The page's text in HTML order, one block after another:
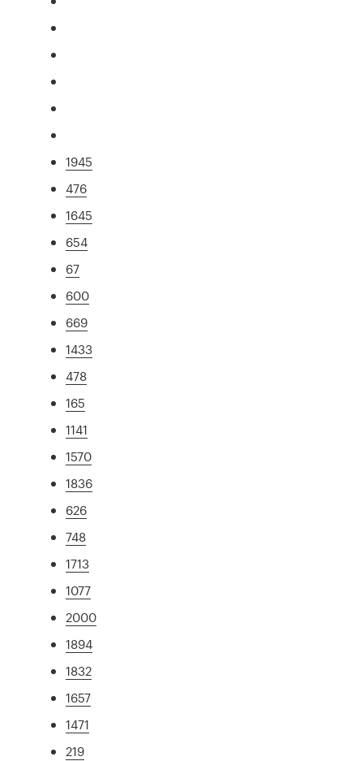
1945
476
1645
654
67
600
669
1433
478
165
1141
1570
1836
626
748
1713
1077
2000
1894
1832
1657
1471
219